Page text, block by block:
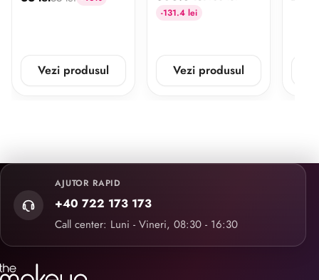
Vezi produsul
-131.4 lei
Vezi produsul
AJUTOR RAPID
+40 722 173 173
Call center: Luni - Vineri, 08:30 - 16:30